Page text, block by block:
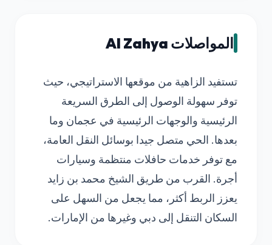
المواصلات Al Zahya
تستفيد الزاهية من موقعها الاستراتيجي، حيث
توفر سهولة الوصول إلى الطرق السريعة
الرئيسية والوجهات الرئيسية في عجمان وما
بعدها. الحي متصل جيدا بوسائل النقل العامة،
مع توفر خدمات حافلات منتظمة وسيارات
أجرة. القرب من طريق الشيخ محمد بن زايد
يعزز الربط أكثر، مما يجعل من السهل على
السكان التنقل إلى دبي وغيرها من الإمارات.